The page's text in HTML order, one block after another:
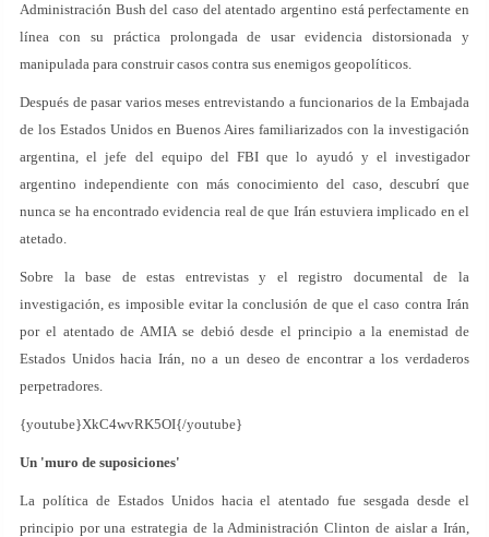
Administración Bush del caso del atentado argentino está perfectamente en
línea con su práctica prolongada de usar evidencia distorsionada y
manipulada para construir casos contra sus enemigos geopolíticos.
Después de pasar varios meses entrevistando a funcionarios de la Embajada
de los Estados Unidos en Buenos Aires familiarizados con la investigación
argentina, el jefe del equipo del FBI que lo ayudó y el investigador
argentino independiente con más conocimiento del caso, descubrí que
nunca se ha encontrado evidencia real de que Irán estuviera implicado en el
atetado.
Sobre la base de estas entrevistas y el registro documental de la
investigación, es imposible evitar la conclusión de que el caso contra Irán
por el atentado de AMIA se debió desde el principio a la enemistad de
Estados Unidos hacia Irán, no a un deseo de encontrar a los verdaderos
perpetradores.
{youtube}XkC4wvRK5OI{/youtube}
Un 'muro de suposiciones'
La política de Estados Unidos hacia el atentado fue sesgada desde el
principio por una estrategia de la Administración Clinton de aislar a Irán,